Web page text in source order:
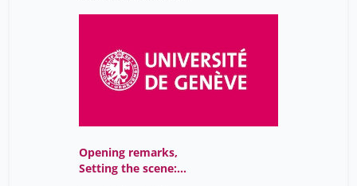
Opening remarks,
Setting the scene: